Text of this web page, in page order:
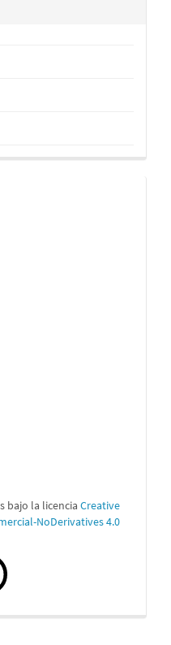
bajo la licencia Creative
NoDerivatives 4.0